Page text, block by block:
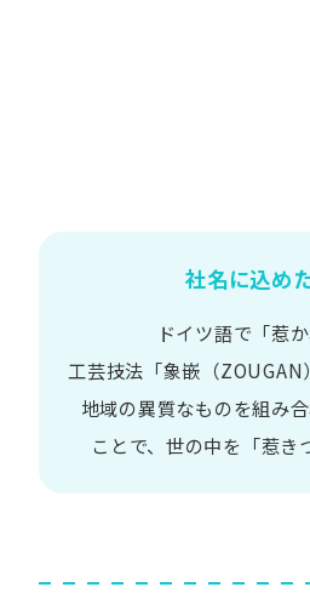
社名に込め
ドイツ語で​「惹か
工芸技法​「象嵌​（ZOUGAN
地域の​異質な​ものを​組み合
ことで、 世の​中を​「惹き